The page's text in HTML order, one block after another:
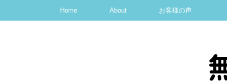
Home About お客様の声